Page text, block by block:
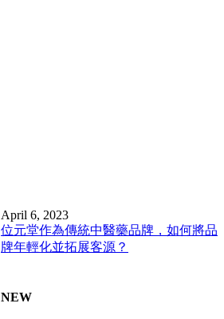
April 6, 2023
位元堂作為傳統中醫藥品牌，如何將品
牌年輕化並拓展客源？
NEW